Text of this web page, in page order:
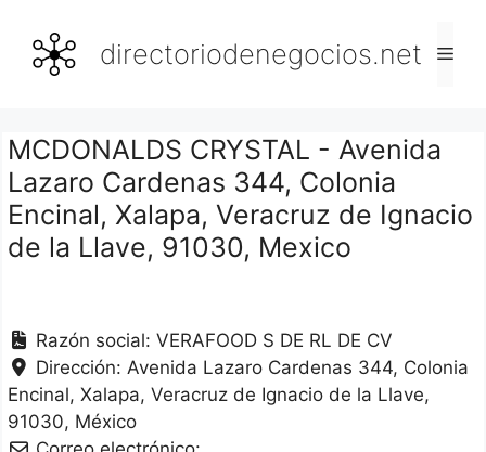
contenido
directoriodenegocios.net
MCDONALDS CRYSTAL - Avenida
Lazaro Cardenas 344, Colonia
Encinal, Xalapa, Veracruz de Ignacio
de la Llave, 91030, Mexico
Razón social:VERAFOOD S DE RL DE CV
Dirección:Avenida Lazaro Cardenas 344, Colonia
Encinal Xalapa Veracruz de Ignacio de la Llave
91030 México